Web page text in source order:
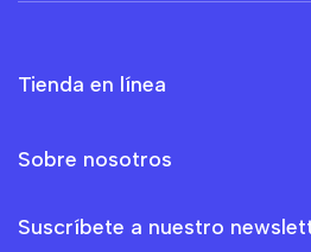
Tienda en línea
Sobre nosotros
Suscríbete a nuestro